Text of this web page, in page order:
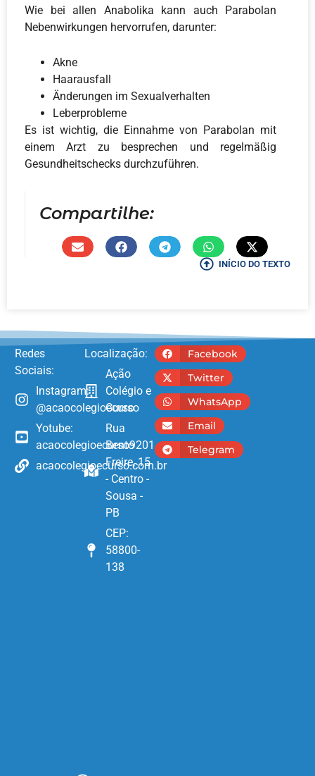
Wie bei allen Anabolika kann auch Parabolan
Nebenwirkungen hervorrufen, darunter:
Akne
Haarausfall
Änderungen im Sexualverhalten
Leberprobleme
Es ist wichtig, die Einnahme von Parabolan mit
einem Arzt zu besprechen und regelmäßig
Gesundheitschecks durchzuführen.
Compartilhe:
INÍCIO DO TEXTO
Redes
Sociais:
Instagram:
@acaocolegioecurso
Yotube:
acaocolegioecurso9201
acaocolegioecurso.com.br
Localização:
Ação
Colégio e
Curso
Rua
Bento
Freire, 15
- Centro -
Sousa -
PB
CEP:
58800-
138
Facebook
Twitter
WhatsApp
Email
Telegram